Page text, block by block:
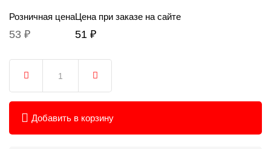
Розничная цена
53 ₽
Цена при заказе на сайте
51 ₽
Добавить в корзину